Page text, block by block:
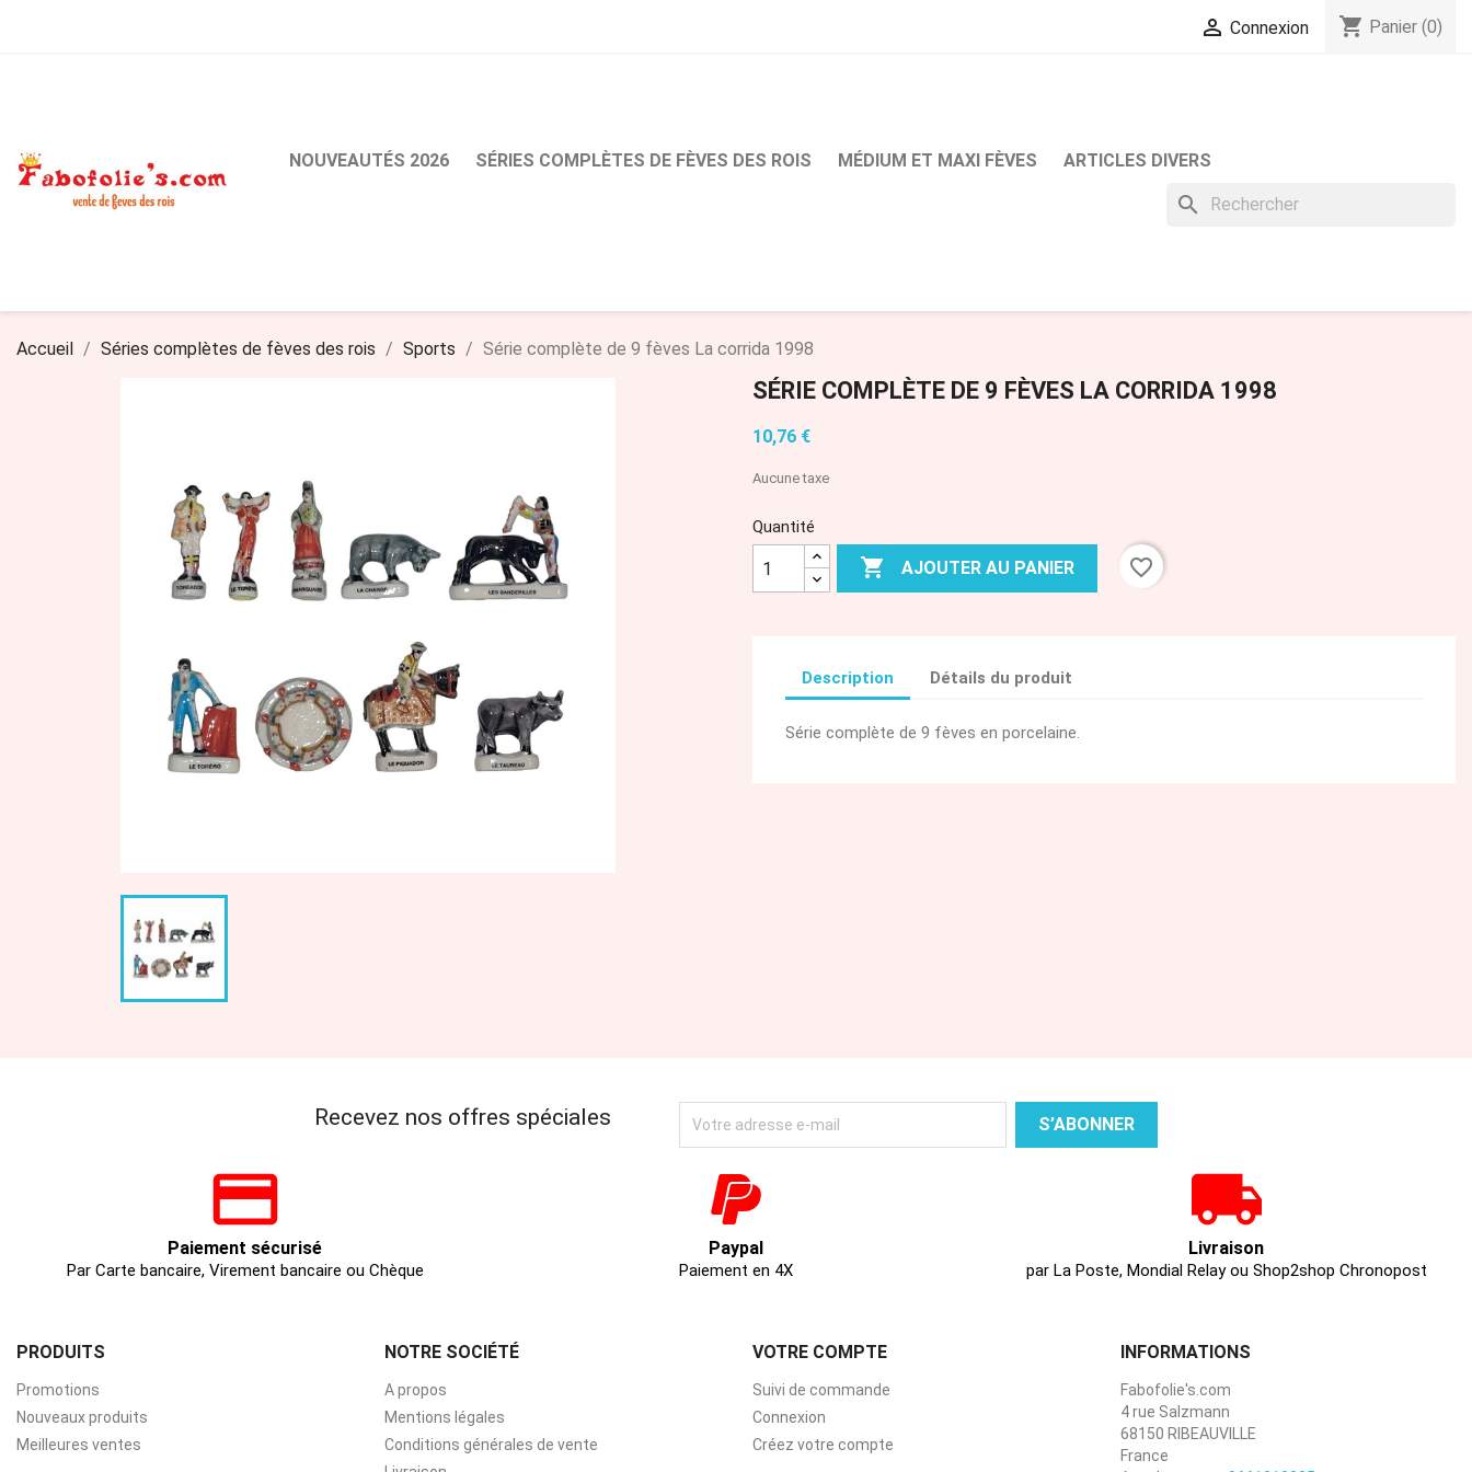
 Connexion shopping_cart Panier (0)
NOUVEAUTÉS 2026 SÉRIES COMPLÈTES DE FÈVES DES ROIS MÉDIUM ET MAXI FÈVES ARTICLES DIVERS
search
Accueil Séries complètes de fèves des rois Sports Série complète de 9 fèves La corrida 1998
SÉRIE COMPLÈTE DE 9 FÈVES LA CORRIDA 1998
10,76 €
Aucune taxe
Quantité
 AJOUTER AU PANIER favorite_border
Description Détails du produit
Série complète de 9 fèves en porcelaine.
Recevez nos offres spéciales
Paiement sécurisé
Par Carte bancaire, Virement bancaire ou Chèque
Paypal
Paiement en 4X
Livraison
par La Poste, Mondial Relay ou Shop2shop Chronopost
PRODUITS
Promotions
Nouveaux produits
Meilleures ventes
NOTRE SOCIÉTÉ
A propos
Mentions légales
Conditions générales de vente
VOTRE COMPTE
Suivi de commande
Connexion
Créez votre compte
INFORMATIONS
Fabofolie's.com
4 rue Salzmann
68150 RIBEAUVILLE
France